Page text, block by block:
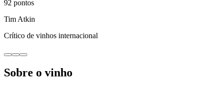
92 pontos
Tim Atkin
Crítico de vinhos internacional
Sobre o vinho